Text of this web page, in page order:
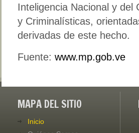
Inteligencia Nacional y del
y Criminalísticas,
derivadas de este hecho.
Fuente: www.mp.gob.ve
MAPA DEL SITIO
Inicio